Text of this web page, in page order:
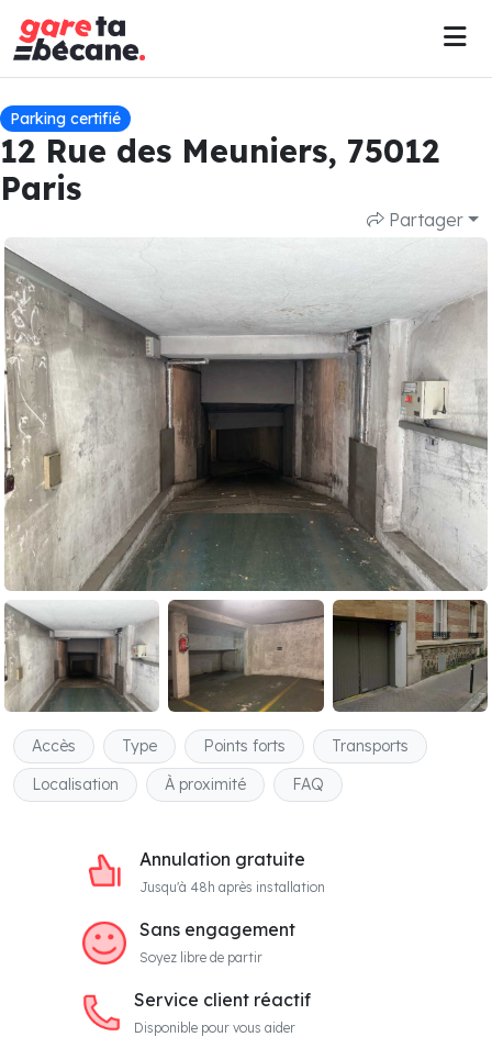
Parking certifié
12 Rue des Meuniers, 75012
Paris
Partager
Accès Type Points forts
Transports
Localisation
À proximité FAQ
Annulation gratuite
Jusqu'à 48h après installation
Sans engagement
Soyez libre de partir
Service client réactif
Disponible pour vous aider